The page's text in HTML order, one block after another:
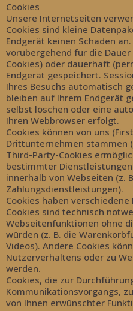
Cookies
Unsere Internetseiten
Cookies sind kleine
Endgerät keinen Schaden
vorübergehend für die
Cookies) oder dauerhaft
Endgerät gespeichert.
Ihres Besuchs automatisch
bleiben auf Ihrem Endgerät
selbst löschen oder eine
Ihren Webbrowser erfolgt.
Cookies können von uns
Drittunternehmen stammen
Third-Party-Cookies
bestimmter
innerhalb von Webseiten (z.
Zahlungsdienstleistungen).
Cookies haben
Cookies sind technisch
Webseitenfunktionen ohne
würden (z. B. die
Videos). Andere Cookies
Nutzerverhaltens oder zu
werden.
Cookies, die zur
Kommunikationsvorgangs,
von Ihnen erwünschter